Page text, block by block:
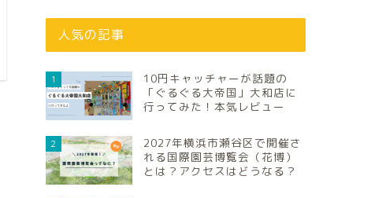
人気の記事
1
10円キャッチャーが話題の
「ぐるぐる大帝国」大和店に
行ってみた！本気レビュー
2
2027年横浜市瀬谷区で開催さ
れる国際園芸博覧会（花博）
とは？アクセスはどうなる？